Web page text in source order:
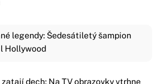
legendy: Šedesátiletý šampion
Hollywood
dech: Na TV obrazovky vtrhne